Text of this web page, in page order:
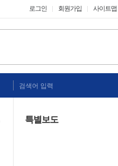
로그인 회원가입 사이트맵
검색어 입력
특별보도